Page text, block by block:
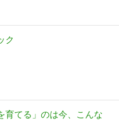
ク
育てる」のは今、こんな